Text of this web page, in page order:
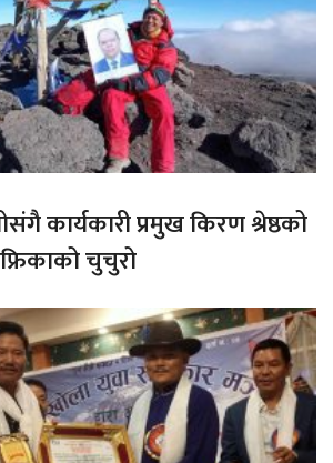
कार्यकारी प्रमुख किरण श्रेष्ठको
चुचुरो